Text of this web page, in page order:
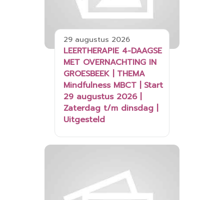
29 augustus 2026
LEERTHERAPIE 4-DAAGSE
MET OVERNACHTING IN
GROESBEEK | THEMA
Mindfulness MBCT | Start
29 augustus 2026 |
Zaterdag t/m dinsdag |
Uitgesteld